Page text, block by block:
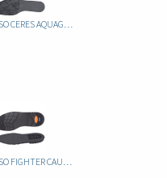
ANDES PISO FIGHTER CAUCHO